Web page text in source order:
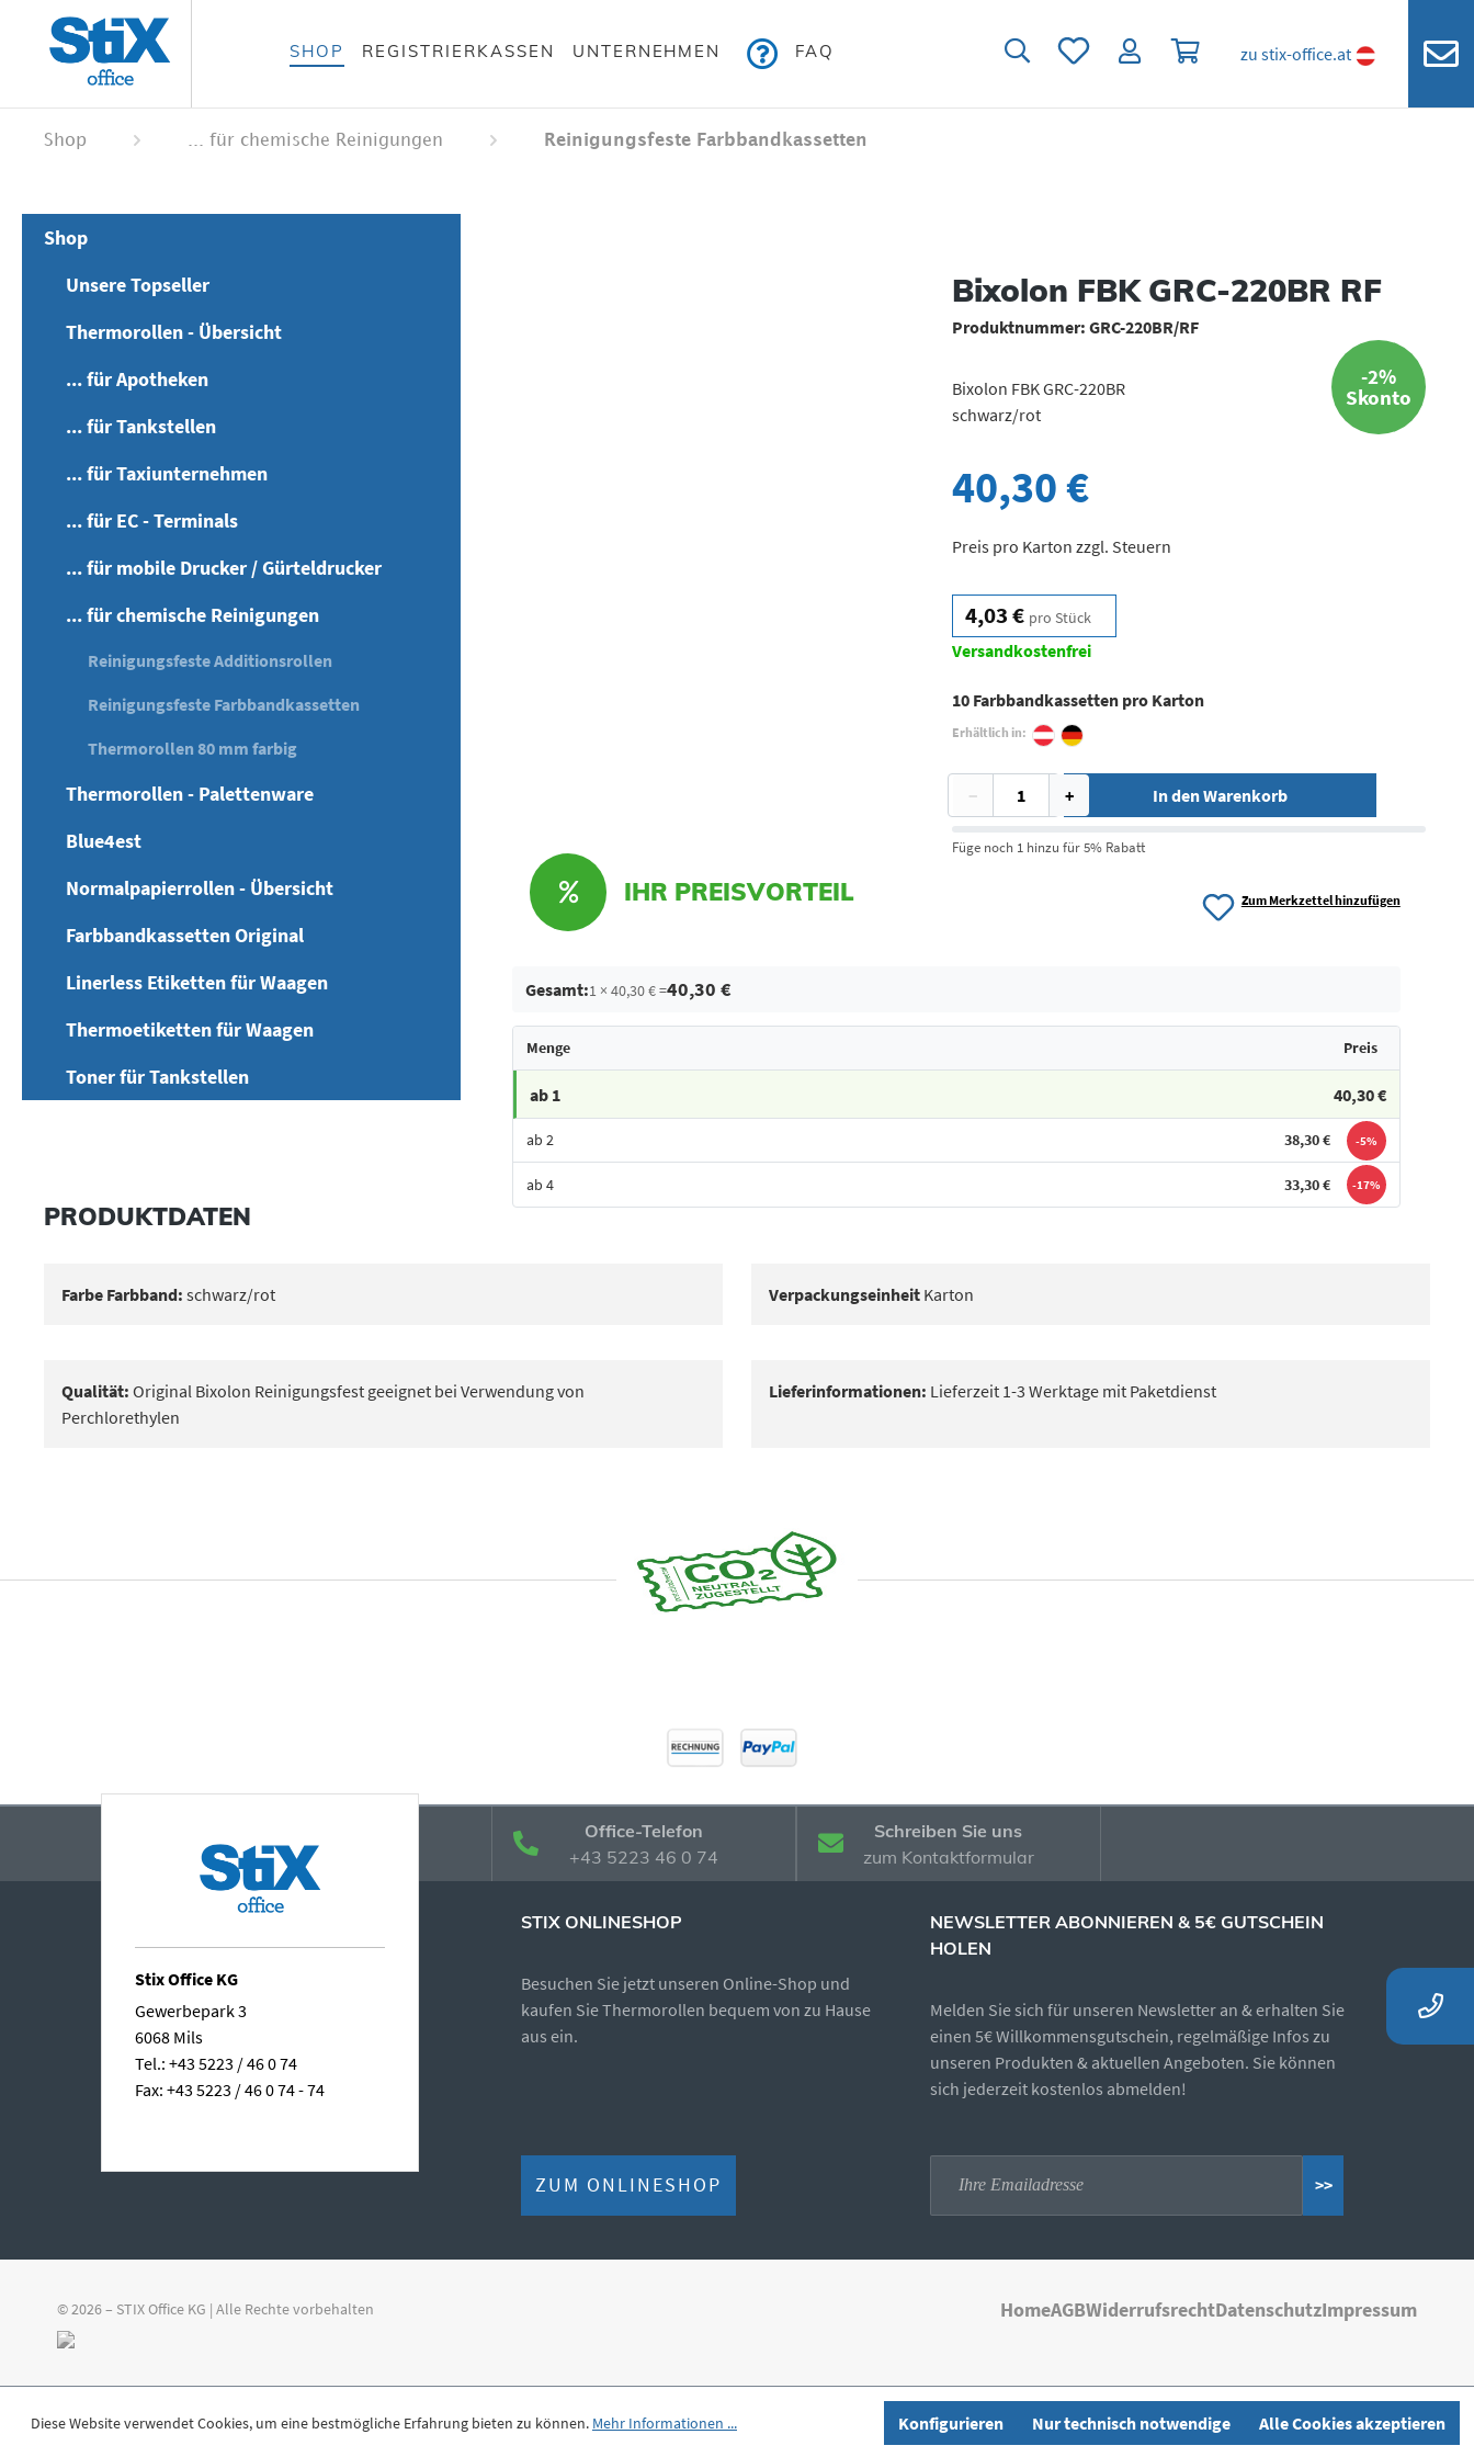
springen
springen
SHOP REGISTRIERKASSEN UNTERNEHMEN FAQ Du hast 0 Produkte auf dem Merkzettel
Warenkorb enthält 0 Positionen.
zu stix-office.at
Shop ... für chemische Reinigungen Reinigungsfeste Farbbandkassetten
Shop
Unsere Topseller
Thermorollen - Übersicht
... für Apotheken
... für Tankstellen
... für Taxiunternehmen
... für EC - Terminals
... für mobile Drucker / Gürteldrucker
... für chemische Reinigungen
Reinigungsfeste Additionsrollen
Reinigungsfeste Farbbandkassetten
Thermorollen 80 mm farbig
Thermorollen - Palettenware
Blue4est
Normalpapierrollen - Übersicht
Farbbandkassetten Original
Linerless Etiketten für Waagen
Thermoetiketten für Waagen
Toner für Tankstellen
Bixolon FBK GRC-220BR RF
Produktnummer: GRC-220BR/RF
-2%
Skonto
Bixolon FBK GRC-220BR
schwarz/rot
40,30 €
Preis pro Karton zzgl. Steuern
4,03 € pro Stück
Versandkostenfrei
10 Farbbandkassetten pro Karton
Erhältlich in:
− + In den Warenkorb
Füge noch 1 hinzu für 5% Rabatt
IHR PREISVORTEIL Zum Merkzettel hinzufügen
Gesamt:1 × 40,30 € =40,30 €
Menge Preis
ab 1 40,30 €
ab 2 38,30 € -5%
ab 4 33,30 € -17%
Bestes Angebot
PRODUKTDATEN
Farbe Farbband: schwarz/rot VerpackungseinheitKarton
Qualität: Original Bixolon Reinigungsfest geeignet bei Verwendung von
Perchlorethylen
Lieferinformationen: Lieferzeit 1-3 Werktage mit Paketdienst
Office-Telefon
+43 5223 46 0 74
Schreiben Sie uns
zum Kontaktformular
Stix Office KG
Gewerbepark 3
6068 Mils
Tel.: +43 5223 / 46 0 74
Fax: +43 5223 / 46 0 74 - 74
STIX ONLINESHOP
Besuchen Sie jetzt unseren Online-Shop und
kaufen Sie Thermorollen bequem von zu Hause
aus ein.
ZUM ONLINESHOP
NEWSLETTER ABONNIEREN & 5€ GUTSCHEIN
HOLEN
Melden Sie sich für unseren Newsletter an & erhalten Sie
einen 5€ Willkommensgutschein, regelmäßige Infos zu
unseren Produkten & aktuellen Angeboten. Sie können
sich jederzeit kostenlos abmelden!
>>
© 2026 – STIX Office KG | Alle Rechte vorbehalten HomeAGBWiderrufsrechtDatenschutzImpressum
Diese Website verwendet Cookies, um eine bestmögliche Erfahrung bieten zu können. Mehr Informationen ... Nur technisch notwendige
Konfigurieren Alle Cookies akzeptieren